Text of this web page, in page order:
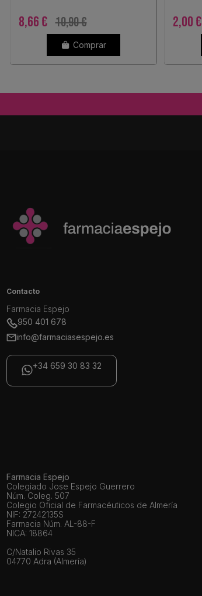
8,66 € 10,90 €
Comprar
2,00 €
Contacto
Farmacia Espejo
950 401 678
info@farmaciasespejo.es
+34 659 30 83 32
Farmacia Espejo
Colegiado Jose Espejo Guerrero
Núm. Coleg. 507
Colegio Oficial de Farmacéuticos de Almería
NIF: 27242135S
Farmacia Núm. AL-88-F
NICA: 18864
C/Natalio Rivas 35
04770 Adra (Almería)